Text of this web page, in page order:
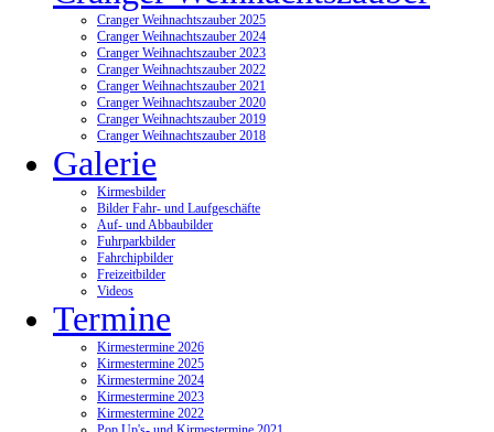
Cranger Weihnachtszauber 2025
Cranger Weihnachtszauber 2024
Cranger Weihnachtszauber 2023
Cranger Weihnachtszauber 2022
Cranger Weihnachtszauber 2021
Cranger Weihnachtszauber 2020
Cranger Weihnachtszauber 2019
Cranger Weihnachtszauber 2018
Galerie
Kirmesbilder
Bilder Fahr- und Laufgeschäfte
Auf- und Abbaubilder
Fuhrparkbilder
Fahrchipbilder
Freizeitbilder
Videos
Termine
Kirmestermine 2026
Kirmestermine 2025
Kirmestermine 2024
Kirmestermine 2023
Kirmestermine 2022